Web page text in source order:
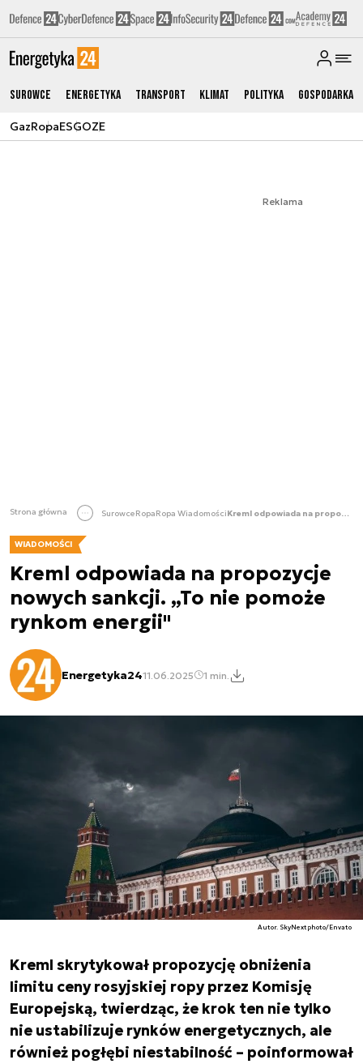
Surowce Energetyka Transport Klimat Polityka Gospodarka
GazRopaESGOZE
Reklama
Strona główna SurowceRopaRopa Wiadomości Kreml odpowiada na propozycje nowych sankcji. „To nie pomoże rynkom energii"
WIADOMOŚCI
Kreml odpowiada na propozycje
nowych sankcji. „To nie pomoże
rynkom energii"
Energetyka2411.06.2025 1 min.
Autor. SkyNextphoto/Envato
Kreml skrytykował propozycję obniżenia
limitu ceny rosyjskiej ropy przez Komisję
Europejską, twierdząc, że krok ten nie tylko
nie ustabilizuje rynków energetycznych, ale
również pogłębi niestabilność – poinformował